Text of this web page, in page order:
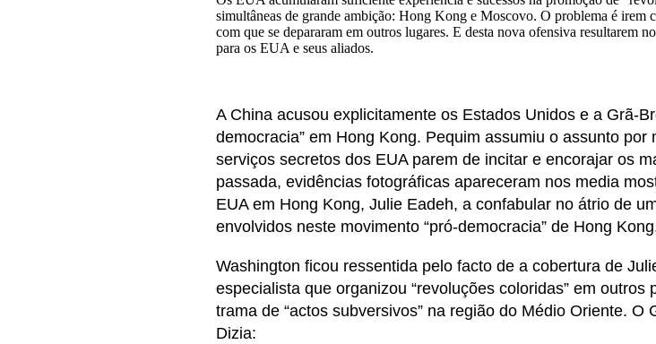
simultâneas de grande ambição: Hong Kong e Moscovo. O problema é irem
com que se depararam em outros lugares. E desta nova ofensiva resultarem
para os EUA e seus aliados.
A China acusou explicitamente os Estados Unidos e a Grã-
democracia” em Hong Kong. Pequim assumiu o assunto
serviços secretos dos EUA parem de incitar e encorajar os
passada, evidências fotográficas apareceram nos media
EUA em Hong Kong, Julie Eadeh, a confabular no átrio de
envolvidos neste movimento “pró-democracia” de Hong
Washington ficou ressentida pelo facto de a cobertura de
especialista que organizou “revoluções coloridas” em
trama de “actos subversivos” na região do Médio Oriente.
Dizia: